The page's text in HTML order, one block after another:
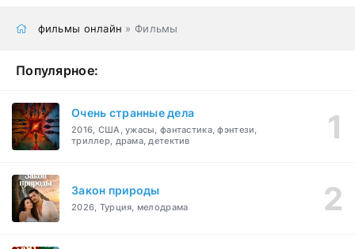
фильмы онлайн » Фильмы
Популярное:
Очень странные дела
2016, США, ужасы, фантастика, фэнтези,
триллер, драма, детектив
Закон природы
2026, Турция, мелодрама